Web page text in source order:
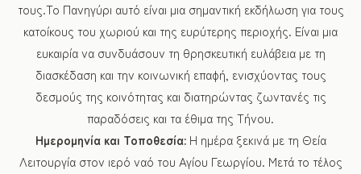
τους.Το Πανηγύρι αυτό είναι μια σημαντική εκδήλωση για τους
κατοίκους του χωριού και της ευρύτερης περιοχής. Είναι μια
ευκαιρία να συνδυάσουν τη θρησκευτική ευλάβεια με τη
διασκέδαση και την κοινωνική επαφή, ενισχύοντας τους
δεσμούς της κοινότητας και διατηρώντας ζωντανές τις
παραδόσεις και τα έθιμα της Τήνου.
Ημερομηνία και Τοποθεσία: Η ημέρα ξεκινά με τη Θεία
Λειτουργία στον ιερό ναό του Αγίου Γεωργίου. Μετά το τέλος